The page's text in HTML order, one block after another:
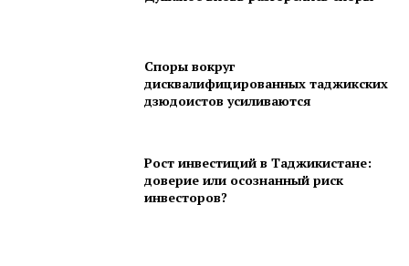
Споры вокруг
дисквалифицированных таджикских
дзюдоистов усиливаются
Рост инвестиций в Таджикистане:
доверие или осознанный риск
инвесторов?